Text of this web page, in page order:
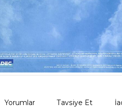
Yorumlar Tavsiye Et